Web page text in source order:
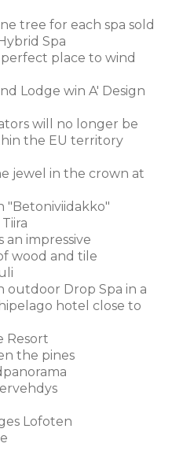
tree for each spa sold
Spa
place to wind
Lodge win A' Design
will no longer be
the EU territory
jewel in the crown at
"Betoniviidakko"
an impressive
wood and tile
outdoor Drop Spa in a
hotel close to
Resort
the pines
Lofoten